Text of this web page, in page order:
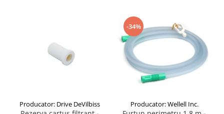
Producator: Drive DeVilbiss
-34%
Producator: Wellell Inc.